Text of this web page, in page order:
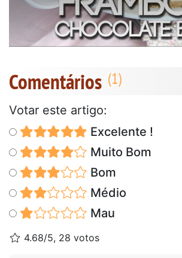
Comentários
Votar este artigo:
Excelente !
Muito Bom
Bom
Médio
Mau
4.68/5, 28 votos